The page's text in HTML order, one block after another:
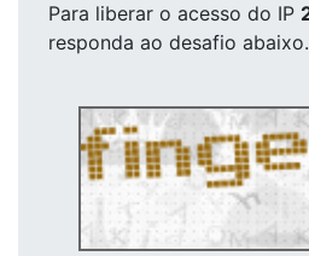
Para liberar o acesso do IP
responda ao desafio abaixo.